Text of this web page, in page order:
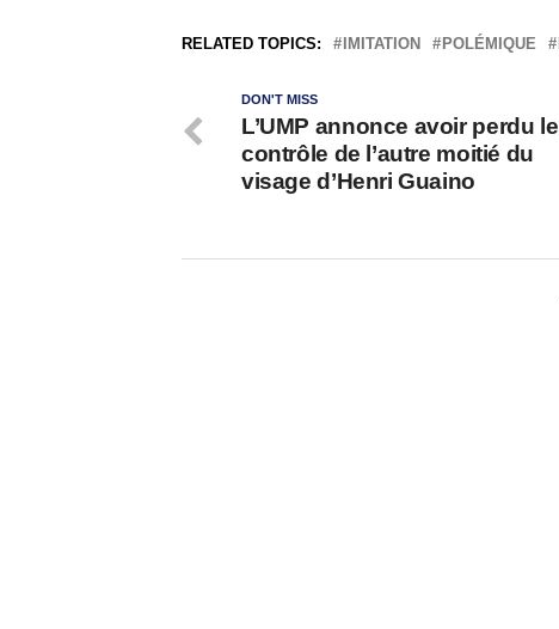
RELATED TOPICS: IMITATION POLÉMIQUE
DON'T MISS
L’UMP annonce avoir perdu le
contrôle de l’autre moitié du
visage d’Henri Guaino